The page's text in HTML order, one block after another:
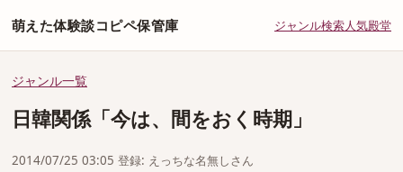
萌えた体験談コピペ保管庫 ジャンル検索人気殿堂
ジャンル一覧
日韓関係「今は、間をおく時期」
2014/07/25 03:05 登録: えっちな名無しさん